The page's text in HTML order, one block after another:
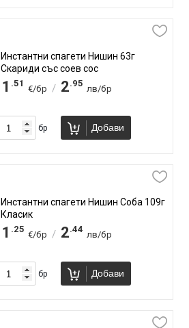
Инстантни спагети Нишин 63г
Скариди със соев сос
1 .51
€/бр / 2.95
лв/бр
бр Добави
Инстантни спагети Нишин Соба 109г
Класик
1 .25
€/бр / 2.44
лв/бр
бр Добави